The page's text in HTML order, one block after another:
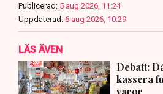
Publicerad: 5 aug 2026, 11:24
Uppdaterad: 6 aug 2026, 10:29
LÄS ÄVEN
Debatt:
kassera
varor